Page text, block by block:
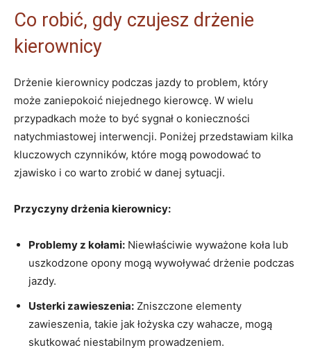
Co ⁤robić, gdy czujesz drżenie
kierownicy
Drżenie‌ kierownicy podczas jazdy to problem, który
może zaniepokoić niejednego ⁤kierowcę. W wielu
‍przypadkach może to być sygnał o ⁤konieczności
natychmiastowej interwencji. Poniżej przedstawiam kilka
kluczowych czynników, które mogą powodować to
zjawisko i co warto zrobić w danej sytuacji.
Przyczyny drżenia kierownicy:
Problemy⁣ z kołami: Niewłaściwie‌ wyważone koła ⁤lub
uszkodzone opony mogą wywoływać drżenie podczas
⁢jazdy.
Usterki zawieszenia: Zniszczone elementy
zawieszenia, takie jak‌ łożyska‌ czy wahacze, mogą
skutkować ‌niestabilnym prowadzeniem.